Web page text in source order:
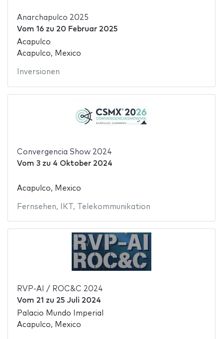
Anarchapulco 2025
Vom 16zu 20 Februar 2025
Acapulco
Acapulco, Mexico
Inversionen
Convergencia Show 2024
Vom 3zu 4 Oktober 2024
Acapulco, Mexico
Fernsehen, IKT , Telekommunikation
RVP-AI / ROC&C 2024
Vom 21 zu 25 Juli 2024
Palacio Mundo Imperial
Acapulco, Mexico